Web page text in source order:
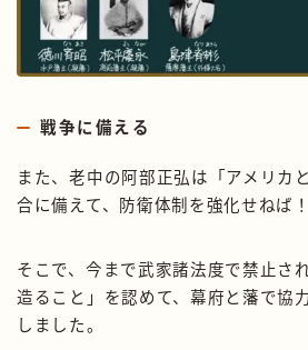
戦争に備える
また、老中の阿部正弘は「アメリカ
合に備えて、防衛体制を強化せねば
そこで、今まで武家諸法度で禁止さ
造ること」を認めて、幕府と藩で協
しました。